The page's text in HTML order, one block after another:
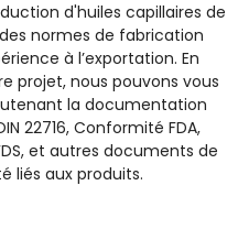
d'huiles capillaires de
normes de fabrication
à l’exportation. En
projet, nous pouvons vous
la documentation
22716, Conformité FDA,
et autres documents de
liés aux produits.